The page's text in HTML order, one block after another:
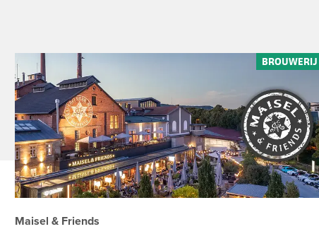
Maisel & Friends